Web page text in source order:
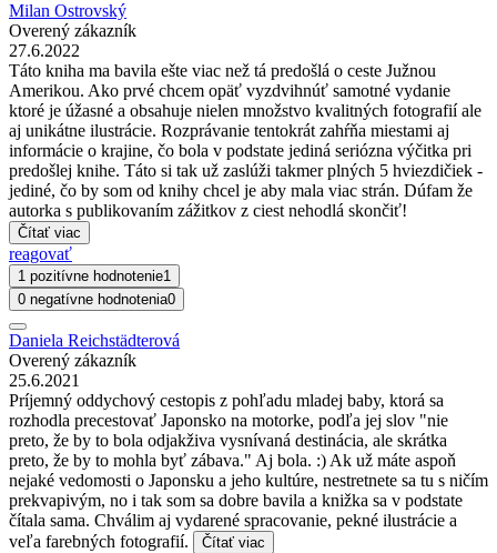
Milan Ostrovský
Overený zákazník
27.6.2022
Táto kniha ma bavila ešte viac než tá predošlá o ceste Južnou
Amerikou. Ako prvé chcem opäť vyzdvihnúť samotné vydanie
ktoré je úžasné a obsahuje nielen množstvo kvalitných fotografií ale
aj unikátne ilustrácie. Rozprávanie tentokrát zahŕňa miestami aj
informácie o krajine, čo bola v podstate jediná seriózna výčitka pri
predošlej knihe. Táto si tak už zaslúži takmer plných 5 hviezdičiek -
jediné, čo by som od knihy chcel je aby mala viac strán. Dúfam že
autorka s publikovaním zážitkov z ciest nehodlá skončiť!
Čítať viac
reagovať
1 pozitívne hodnotenie1
0 negatívne hodnotenia0
Daniela Reichstädterová
Overený zákazník
25.6.2021
Príjemný oddychový cestopis z pohľadu mladej baby, ktorá sa
rozhodla precestovať Japonsko na motorke, podľa jej slov "nie
preto, že by to bola odjakživa vysnívaná destinácia, ale skrátka
preto, že by to mohla byť zábava." Aj bola. :) Ak už máte aspoň
nejaké vedomosti o Japonsku a jeho kultúre, nestretnete sa tu s ničím
prekvapivým, no i tak som sa dobre bavila a knižka sa v podstate
čítala sama. Chválim aj vydarené spracovanie, pekné ilustrácie a
veľa farebných fotografií.
Čítať viac